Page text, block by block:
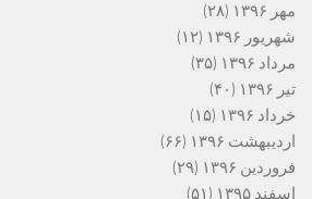
مهر ۱۳۹۶
(۲۸)
شهریور ۱۳۹۶
(۱۲)
مرداد ۱۳۹۶
(۳۵)
تیر ۱۳۹۶
(۴۰)
خرداد ۱۳۹۶
(۱۵)
اردیبهشت ۱۳۹۶
(۶۶)
فروردین ۱۳۹۶
(۲۹)
اسفند ۱۳۹۵
(۵۱)